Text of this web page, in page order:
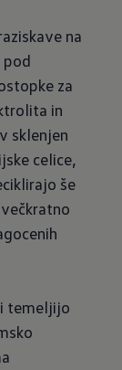
na
pod
za
in
sklenjen
celice,
še
temeljijo